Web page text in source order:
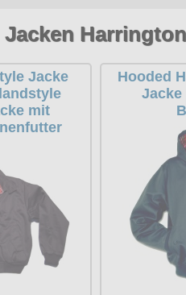
Jacken Harrington
Jacke
mit
Hooded
Jacke